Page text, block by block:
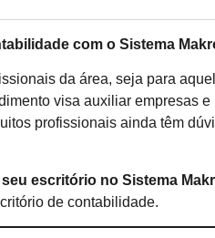
com o Sistema
da área, seja para
visa auxiliar empresas
profissionais ainda têm
escritório no Sistema
de contabilidade.